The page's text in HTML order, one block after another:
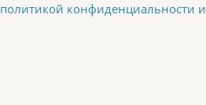
политикой конфиденциальности и